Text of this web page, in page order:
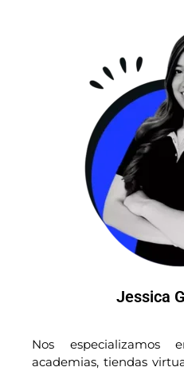
Jessica
Nos
academias, tiendas